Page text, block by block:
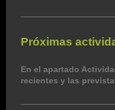
Próximas
En el apartado
recientes y las